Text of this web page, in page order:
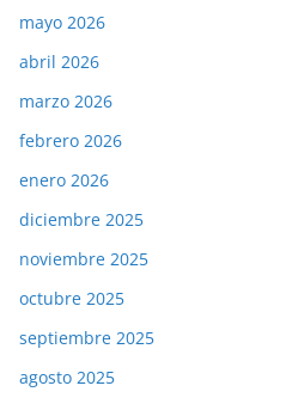
mayo 2026
abril 2026
marzo 2026
febrero 2026
enero 2026
diciembre 2025
noviembre 2025
octubre 2025
septiembre 2025
agosto 2025